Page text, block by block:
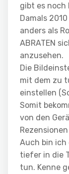
gibt es noch
Damals
anders als
ABRATEN
anzusehen.
Die
mit dem zu
einstellen
Somit
von den
Auch bin ich
tiefer in die
tun. Kenne